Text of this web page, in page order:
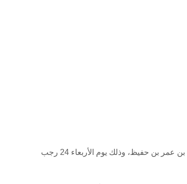
عقدت مبادرة تزكية وعمارة، إحدى مبادرات مؤسسة طابة للأبحاث والاستشارات، محاضرة بعنوان: (أسرار عبادة الصِّيام)، ألقاها السيِّد/ حامد بن عمر بن حفيظ، وذلك يوم الأربعاء 24 رجب